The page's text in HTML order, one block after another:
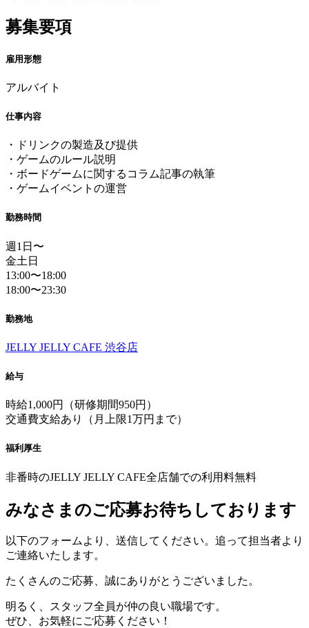
募集要項
雇用形態
アルバイト
仕事内容
・ドリンクの製造及び提供
・ゲームのルール説明
・ボードゲームに関するコラム記事の執筆
・ゲームイベントの運営
勤務時間
週1日〜
金土日
13:00〜18:00
18:00〜23:30
勤務地
JELLY JELLY CAFE 渋谷店
給与
時給1,000円（研修期間950円）
交通費支給あり（月上限1万円まで）
福利厚生
非番時のJELLY JELLY CAFE全店舗での利用料無料
みなさまのご応募お待ちしております
以下のフォームより、送信してください。追って担当者より
ご連絡いたします。
たくさんのご応募、誠にありがとうございました。
明るく、スタッフ全員が仲の良い職場です。
ぜひ、お気軽にご応募ください！